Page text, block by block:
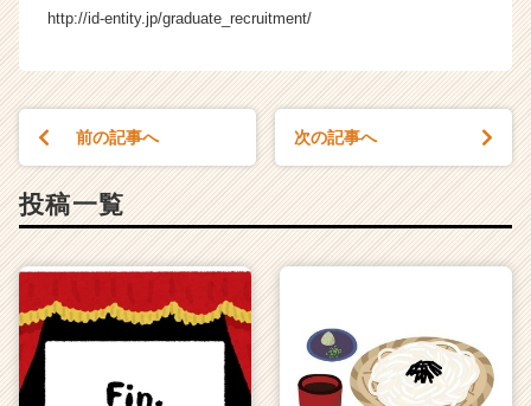
http://id-entity.jp/graduate_recruitment/
前の記事へ 次の記事へ
投稿一覧